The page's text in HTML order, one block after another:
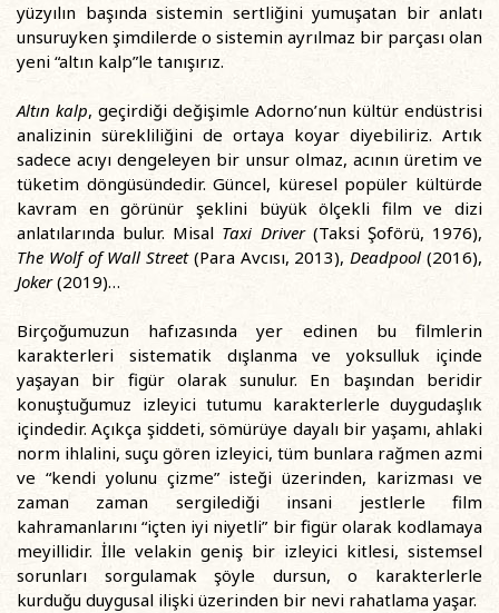
yüzyılın başında sistemin sertliğini yumuşatan bir anlatı
unsuruyken şimdilerde o sistemin ayrılmaz bir parçası olan
yeni “altın kalp”le tanışırız.
Altın kalp, geçirdiği değişimle Adorno’nun kültür endüstrisi
analizinin sürekliliğini de ortaya koyar diyebiliriz. Artık
sadece acıyı dengeleyen bir unsur olmaz, acının üretim ve
tüketim döngüsündedir. Güncel, küresel popüler kültürde
kavram en görünür şeklini büyük ölçekli film ve dizi
anlatılarında bulur. Misal Taxi Driver(Taksi Şoförü, 1976),
The Wolf of Wall Street(Para Avcısı, 2013),Deadpool (2016),
Joker(2019)…
Birçoğumuzun hafızasında yer edinen bu filmlerin
karakterleri sistematik dışlanma ve yoksulluk içinde
yaşayan bir figür olarak sunulur. En başından beridir
konuştuğumuz izleyici tutumu karakterlerle duygudaşlık
içindedir. Açıkça şiddeti, sömürüye dayalı bir yaşamı, ahlaki
norm ihlalini, suçu gören izleyici, tüm bunlara rağmen azmi
ve “kendi yolunu çizme” isteği üzerinden, karizması ve
zaman zaman sergilediği insani jestlerle film
kahramanlarını “içten iyi niyetli” bir figür olarak kodlamaya
meyillidir. İlle velakin geniş bir izleyici kitlesi, sistemsel
sorunları sorgulamak şöyle dursun, o karakterlerle
kurduğu duygusal ilişki üzerinden bir nevi rahatlama yaşar.